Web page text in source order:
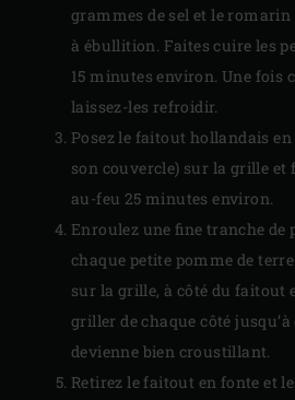
grammes de sel et le
à ébullition. Faites cuire les
15 minutes environ. Une fois
laissez-les refroidir.
Posez le faitout hollandais
son couvercle) sur la grille et
au-feu 25 minutes environ.
Enroulez une fine tranche de
chaque petite pomme de
sur la grille, à côté du faitout
griller de chaque côté
devienne bien croustillant.
Retirez le faitout en fonte et